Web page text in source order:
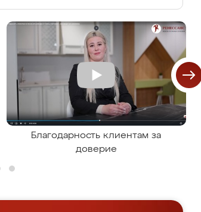
Благодарность клиентам за
доверие